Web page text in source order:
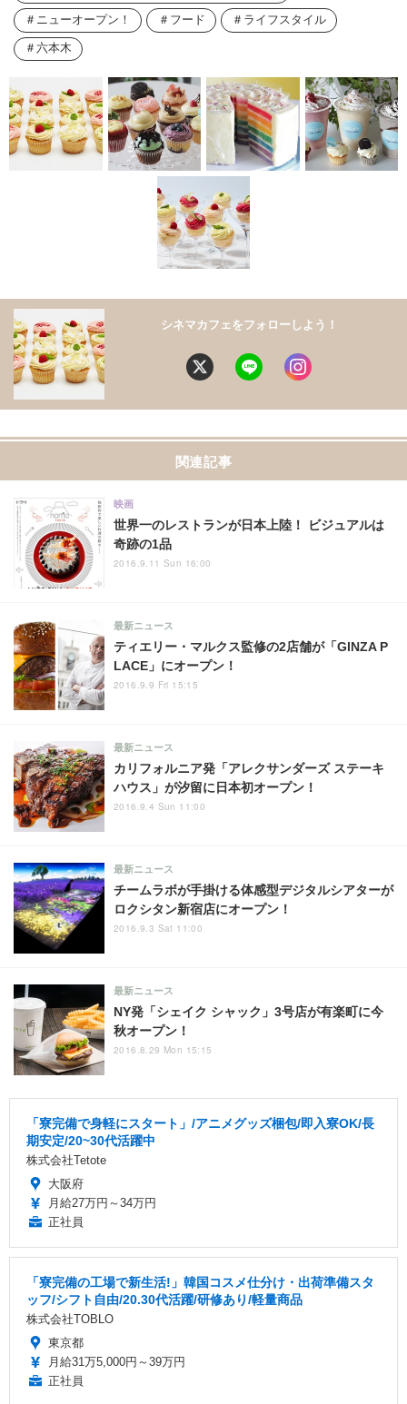
ニューオープン！ フード ライフスタイル
六本木
シネマカフェをフォローしよう！
関連記事
世界一のレストランが日本上陸！ ビジュアルは
奇跡の1品
映画
2016.9.11 Sun 16:00
ティエリー・マルクス監修の2店舗が「GINZA P
LACE」にオープン！
最新ニュース
2016.9.9 Fri 15:15
カリフォルニア発「アレクサンダーズ ステーキ
ハウス」が汐留に日本初オープン！
最新ニュース
2016.9.4 Sun 11:00
チームラボが手掛ける体感型デジタルシアターが
ロクシタン新宿店にオープン！
最新ニュース
2016.9.3 Sat 11:00
NY発「シェイク シャック」3号店が有楽町に今
秋オープン！
最新ニュース
2016.8.29 Mon 15:15
「寮完備で身軽にスタート」/アニメグッズ梱包/即入寮OK/長
期安定/20~30代活躍中
株式会社Tetote
大阪府
月給27万円～34万円
正社員
「寮完備の工場で新生活!」韓国コスメ仕分け・出荷準備スタ
ッフ/シフト自由/20.30代活躍/研修あり/軽量商品
株式会社TOBLO
東京都
月給31万5,000円～39万円
正社員